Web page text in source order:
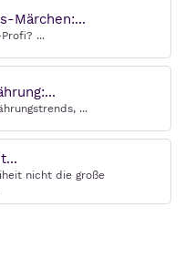
Märchen:...
...
...
nicht die große